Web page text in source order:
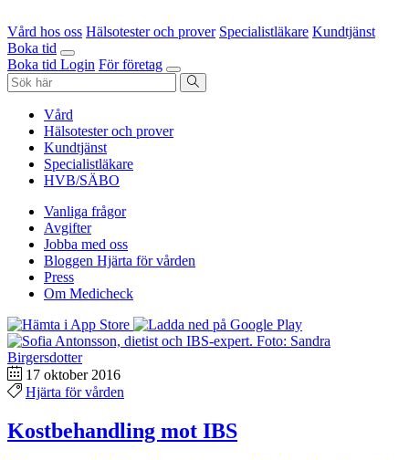
Vård hos oss Hälsotester och prover Specialistläkare Kundtjänst
Boka tid
Boka tid Login För företag
Vård
Hälsotester och prover
Kundtjänst
Specialistläkare
HVB/SÄBO
Vanliga frågor
Avgifter
Jobba med oss
Bloggen Hjärta för vården
Press
Om Medicheck
17 oktober 2016
Hjärta för vården
Kostbehandling mot IBS